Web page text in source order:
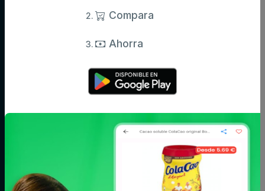
Compara
Ahorra
refrescos
Azúcar,
caramelos y
Cacao, café e
infusiones
Carne
Congelados
Conservas,
Cuidado facial y